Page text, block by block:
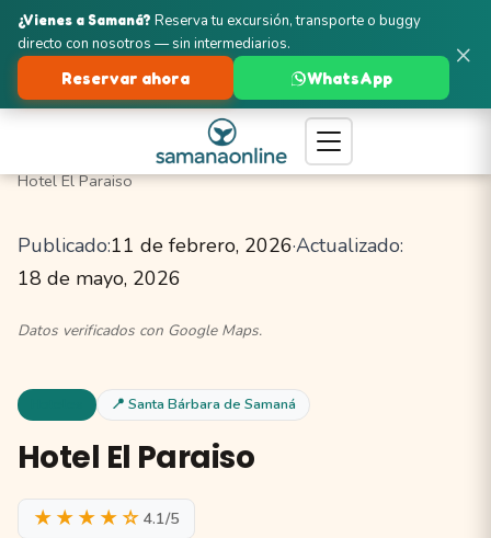
Turismo en Samaná Santa Bárbara de Samaná
Hotel El Paraiso
Publicado:11 de febrero, 2026·Actualizado:
18 de mayo, 2026
Datos verificados con Google Maps.
📍 Santa Bárbara de Samaná
Hotel El Paraiso
★★★★☆ 4.1/5
×
¿Vienes a Samaná? Reserva tu excursión, transporte o buggy
directo con nosotros — sin intermediarios.
Reservar ahora WhatsApp